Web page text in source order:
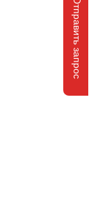
Отправить запрос